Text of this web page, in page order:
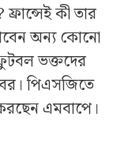
কী তার
অন্য কোনো
ভক্তদের
পিএসজিতে
করছেন এমবাপে।